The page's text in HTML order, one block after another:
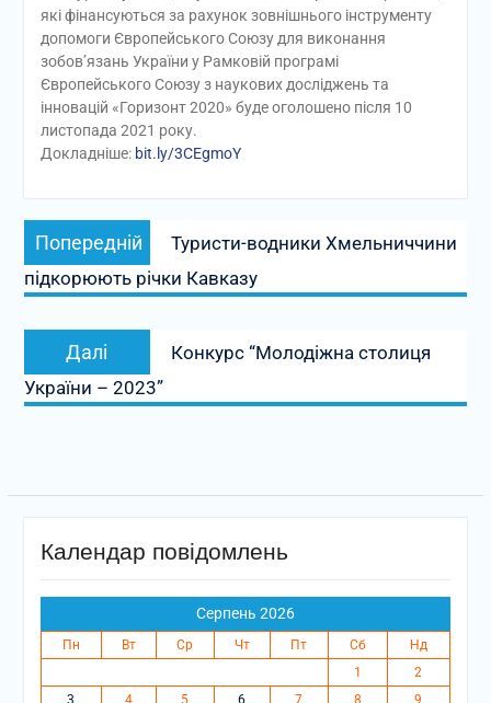
які фінансуються за рахунок зовнішнього інструменту
допомоги Європейського Союзу для виконання
зобов’язань України у Рамковій програмі
Європейського Союзу з наукових досліджень та
інновацій «Горизонт 2020» буде оголошено після 10
листопада 2021 року.
Докладніше: bit.ly/3CEgmoY
Навігація
записів
Попередній
запис:
Туристи-водники Хмельниччини
підкорюють річки Кавказу
Далі
Наступний
запис:
Конкурс “Молодіжна столиця
України – 2023”
Календар повідомлень
Серпень 2026
Пн Вт Ср Чт Пт Сб
Нд
1
2